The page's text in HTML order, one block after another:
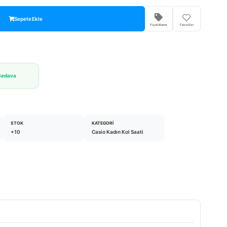
Sepete Ekle
Fiyat Alarmı Favoriler
STOK
+10
KATEGORI
Casio Kadın Kol Saati